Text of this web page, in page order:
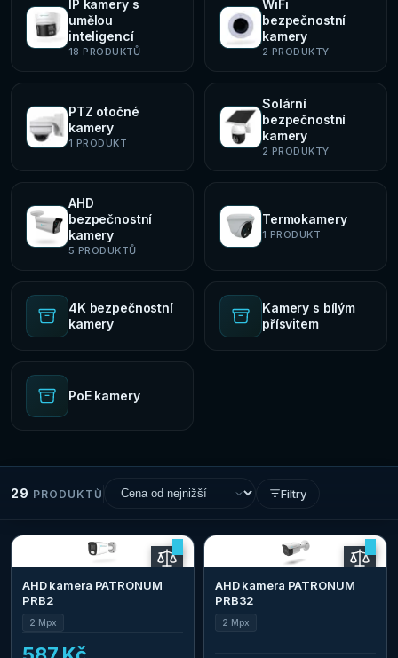
IP kamery s
umělou
inteligencí
18 PRODUKTŮ
WiFi
bezpečnostní
kamery
2 PRODUKTY
PTZ otočné
kamery
1 PRODUKT
Solární
bezpečnostní
kamery
2 PRODUKTY
AHD
bezpečnostní
kamery
5 PRODUKTŮ
Termokamery
1 PRODUKT
4K bezpečnostní
kamery
Kamery s bílým
přísvitem
PoE kamery
29 PRODUKTŮ Filtry
AHD kamera PATRONUM
PRB2
2 Mpx
AHD kamera PATRONUM
PRB32
2 Mpx